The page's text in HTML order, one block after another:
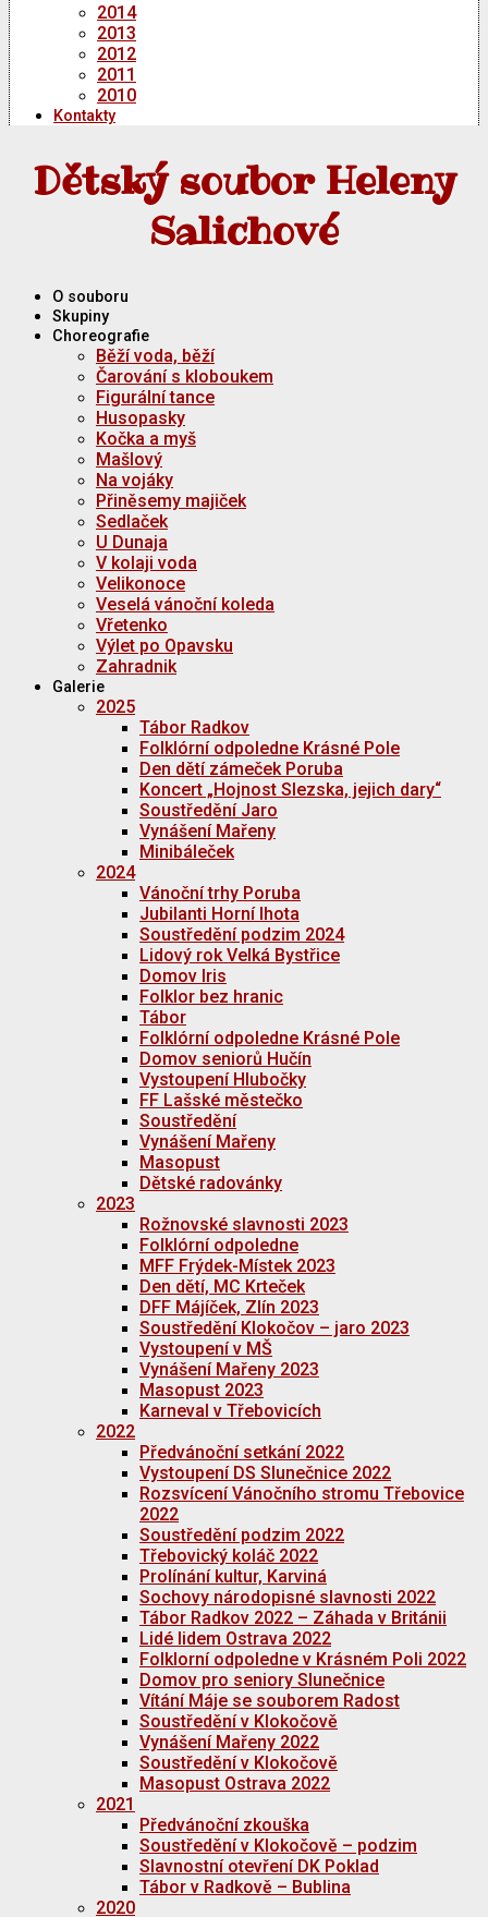
2014
2013
2012
2011
2010
Kontakty
Dětský soubor Heleny
Salichové
O souboru
Skupiny
Choreografie
Běží voda, běží
Čarování s kloboukem
Figurální tance
Husopasky
Kočka a myš
Mašlový
Na vojáky
Přiněsemy majiček
Sedlaček
U Dunaja
V kolaji voda
Velikonoce
Veselá vánoční koleda
Vřetenko
Výlet po Opavsku
Zahradnik
Galerie
2025
Tábor Radkov
Folklórní odpoledne Krásné Pole
Den dětí zámeček Poruba
Koncert „Hojnost Slezska, jejich dary“
Soustředění Jaro
Vynášení Mařeny
Minibáleček
2024
Vánoční trhy Poruba
Jubilanti Horní lhota
Soustředění podzim 2024
Lidový rok Velká Bystřice
Domov Iris
Folklor bez hranic
Tábor
Folklórní odpoledne Krásné Pole
Domov seniorů Hučín
Vystoupení Hlubočky
FF Lašské městečko
Soustředění
Vynášení Mařeny
Masopust
Dětské radovánky
2023
Rožnovské slavnosti 2023
Folklórní odpoledne
MFF Frýdek-Místek 2023
Den dětí, MC Krteček
DFF Májíček, Zlín 2023
Soustředění Klokočov – jaro 2023
Vystoupení v MŠ
Vynášení Mařeny 2023
Masopust 2023
Karneval v Třebovicích
2022
Předvánoční setkání 2022
Vystoupení DS Slunečnice 2022
Rozsvícení Vánočního stromu Třebovice
2022
Soustředění podzim 2022
Třebovický koláč 2022
Prolínání kultur, Karviná
Sochovy národopisné slavnosti 2022
Tábor Radkov 2022 – Záhada v Británii
Lidé lidem Ostrava 2022
Folklorní odpoledne v Krásném Poli 2022
Domov pro seniory Slunečnice
Vítání Máje se souborem Radost
Soustředění v Klokočově
Vynášení Mařeny 2022
Soustředění v Klokočově
Masopust Ostrava 2022
2021
Předvánoční zkouška
Soustředění v Klokočově – podzim
Slavnostní otevření DK Poklad
Tábor v Radkově – Bublina
2020